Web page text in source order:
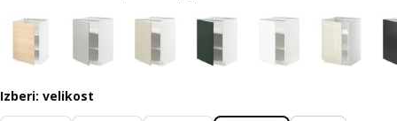
Izberi: velikost